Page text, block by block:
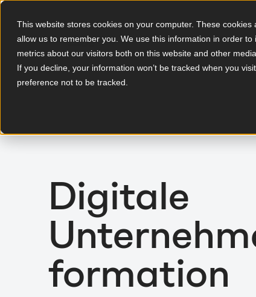
This website stores cookies on your computer. These
allow us to remember you. We use this information in order
metrics about our visitors both on this website and other
If you decline, your information won’t be tracked when you
preference not to be tracked.
DE
Digitale
formation